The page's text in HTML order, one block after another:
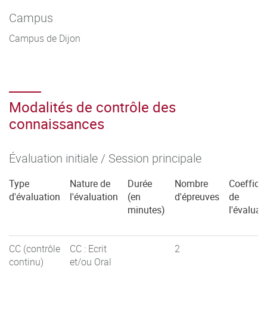
Campus
Campus de Dijon
Modalités de contrôle des
connaissances
Évaluation initiale / Session principale
Type
d'évaluation
Nature de
l'évaluation
Durée
(en
minutes)
Nombre
d'épreuves
de
CC (contrôle
continu)
CC : Ecrit
et/ou Oral
2